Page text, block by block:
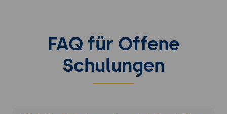
FAQ für Offene
Schulungen